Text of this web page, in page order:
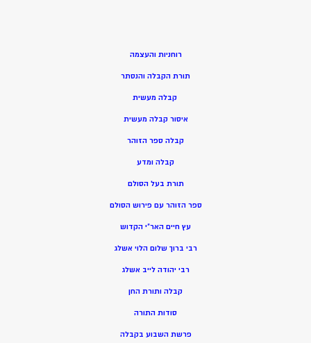
רוחניות והעצמה
תורת הקבלה והנסתר
קבלה מעשית
איסור קבלה מעשית
קבלה ספר הזוהר
קבלה ומדע
תורת בעל הסולם
ספר הזוהר עם פירוש הסולם
עץ חיים האר”י הקדוש
רבי ברוך שלום הלוי אשלג
רבי יהודה לייב אשלג
קבלה ותורת החן
סודות התורה
פרשת השבוע בקבלה